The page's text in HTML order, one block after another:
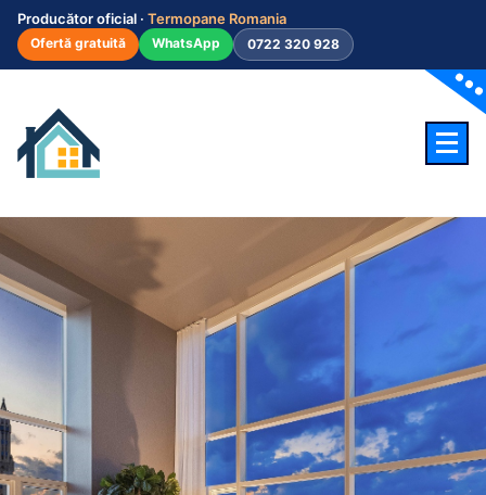
Producător oficial · Termopane Romania
Ofertă gratuită WhatsApp 0722 320 928